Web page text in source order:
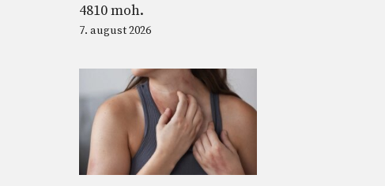
4810 moh.
7. august 2026